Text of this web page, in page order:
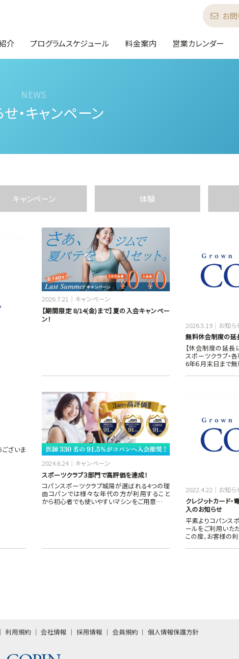
介 プログラムスケジュール 料金案内 営業カレンダー
お
・キャンペーン
キャンペーン 体験
ざいま
【期間限定 8/14(金)まで】夏の入会キャンペー
ン！
2026.7.21 キャンペーン
無料休会制度の延
2026.5.19 お知ら
【休会制度の延長
スポーツクラブ・
6年６月末日まで
スポーツクラブ３部門で高評価を達成！
2024.6.24 キャンペーン
コパンスポーツクラブ城陽が選ばれる4つの理
由コパンでは様々な年代の方が利用すること
から初心者でも使いやすいマシンをご用意…
クレジットカード
入のお知らせ
2022.4.22 お知ら
平素よりコパンス
ールをご利用いた
この度、お客様の
利用規約 会社情報 採用情報 会員規約 個人情報保護方針